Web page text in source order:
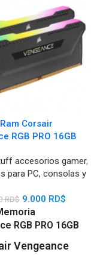
Corsair
RGB PRO 16GB
accesorios gamer,
para PC, consolas y
RD$ 9.000 RD$
RGB PRO 16GB
Vengeance